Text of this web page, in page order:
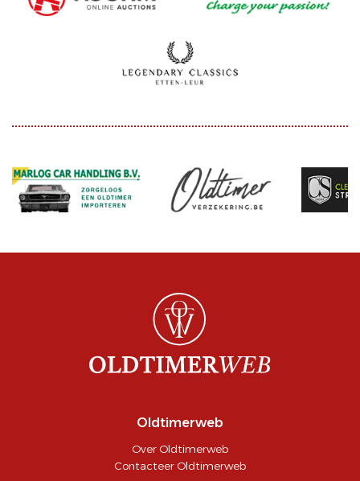
Oldtimerweb
Over Oldtimerweb
Contacteer Oldtimerweb